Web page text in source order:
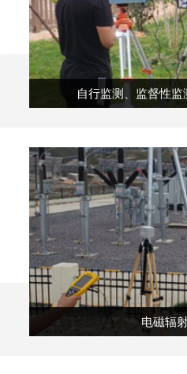
自行监测、监督性监
电磁辐